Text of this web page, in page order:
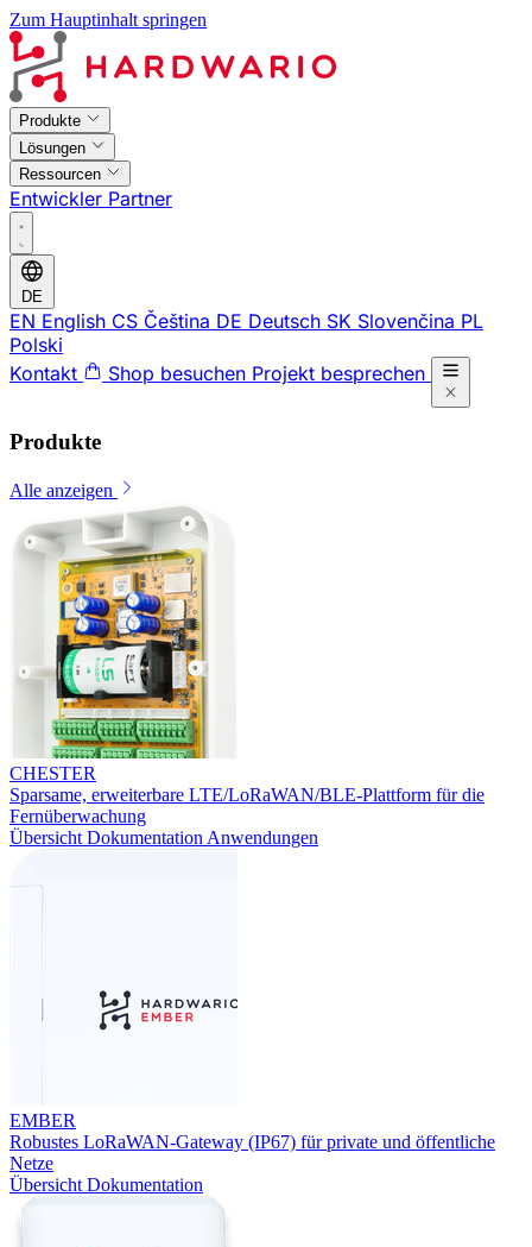
Zum Hauptinhalt springen
Produkte
Lösungen
Ressourcen
Entwickler Partner
DE
EN English CS Čeština DE Deutsch SK Slovenčina PL
Polski
Kontakt
Shop besuchen Projekt besprechen
Produkte
Alle anzeigen
CHESTER
Sparsame, erweiterbare LTE/LoRaWAN/BLE-Plattform für die
Fernüberwachung
Übersicht Dokumentation Anwendungen
EMBER
Robustes LoRaWAN-Gateway (IP67) für private und öffentliche
Netze
Übersicht Dokumentation